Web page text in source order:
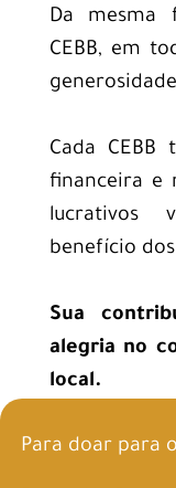
Da mesma
CEBB, em
Cada
financeira e
lucrativos
benefício
Sua
alegria no
local.
Para doar para